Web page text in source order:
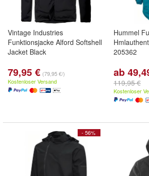
Vintage Industries
Funktionsjacke Alford Softshell
Jacket Black
79,95 € (79,95 €/)
Kostenloser Versand
Hummel
205362
ab
119,95 €
Kostenloser
- 56%